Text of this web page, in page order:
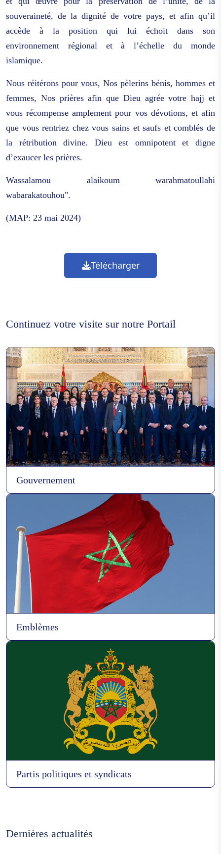
souveraineté, de la dignité de votre pays, et afin qu’il
accède à la position qui lui échoit dans son
environnement régional et à l’échelle du monde
islamique.
Nous réitérons pour vous, Nos pèlerins bénis, hommes et
femmes, Nos prières afin que Dieu agrée votre hajj et
vous récompense amplement pour vos dévotions, et afin
que vous rentriez chez vous sains et saufs et comblés de
la rétribution divine. Dieu est omnipotent et digne
d’exaucer les prières.
Wassalamou alaikoum warahmatoullahi
wabarakatouhou".
(MAP: 23 mai 2024)
Télécharger
Continuez votre visite sur notre Portail
Gouvernement
Emblèmes
Partis politiques et syndicats
Dernières actualités